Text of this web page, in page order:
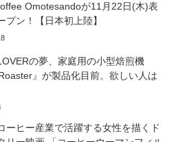
Omotesandoが11月22日(木)表
プン！【日本初上陸】
の夢、家庭用の小型焙煎機
』が製品化目前。欲しい人は
ーヒー産業で活躍する女性を描くド